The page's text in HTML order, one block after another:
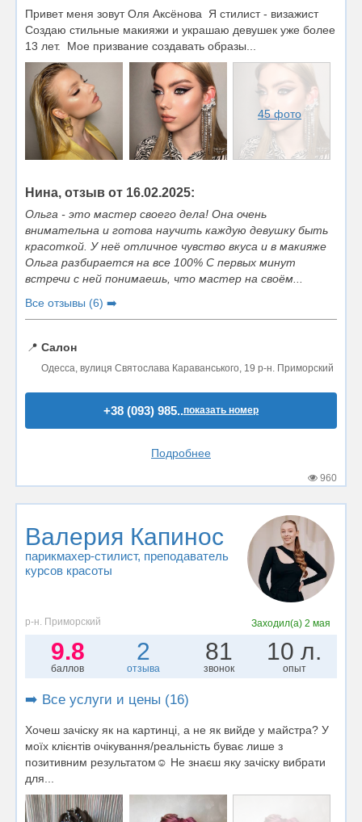
Привет меня зовут Оля Аксёнова Я стилист - визажист
Создаю стильные макияжи и украшаю девушек уже более
13 лет. Мое призвание создавать образы...
45 фото
Нина, отзыв от 16.02.2025:
Ольга - это мастер своего дела! Она очень
внимательна и готова научить каждую девушку быть
красоткой. У неё отличное чувство вкуса и в макияже
Ольга разбирается на все 100% С первых минут
встречи с ней понимаешь, что мастер на своём...
Все отзывы (6) ➡️
📍 Салон
Одесса, вулиця Святослава Караванського, 19 р-н. Приморский
+38 (093) 985..показать номер
Подробнее
960
Валерия Капинос
парикмахер-стилист, преподаватель
курсов красоты
р-н. Приморский Заходил(а)2 мая
9.8
баллов
2
отзыва
81
звонок
10 л.
опыт
➡️ Все услуги и цены (16)
Хочеш зачіску як на картинці, а не як вийде у майстра? У
моїх клієнтів очікування/реальність буває лише з
позитивним результатом☺️ Не знаєш яку зачіску вибрати
для...